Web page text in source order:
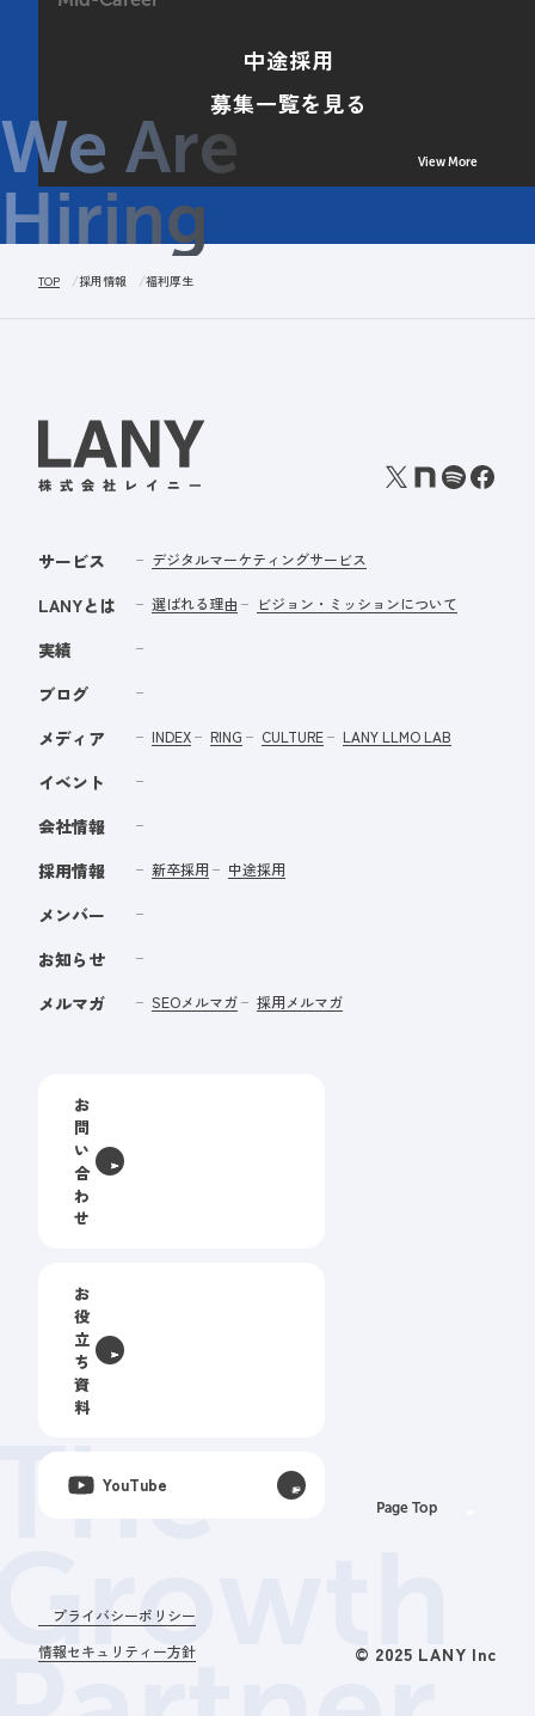
中途採用
募集一覧を見る
View More
We Are
Hiring
TOP 採用情報 福利厚生
プライバシーポリシー
情報セキュリティー方針
© 2025 LANY Inc
サービス デジタルマーケティングサービス
LANYとは 選ばれる理由 ビジョン・ミッションについて
実績
ブログ
メディア
INDEX RING CULTURE LANY LLMO LAB
イベント
会社情報
採用情報
新卒採用 中途採用
メンバー
お知らせ
メルマガ
SEOメルマガ 採用メルマガ
お
問
い
合
わ
せ
お
役
立
ち
資
料
YouTube
Page Top